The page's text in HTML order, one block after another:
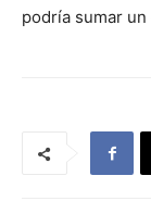
podría sumar un